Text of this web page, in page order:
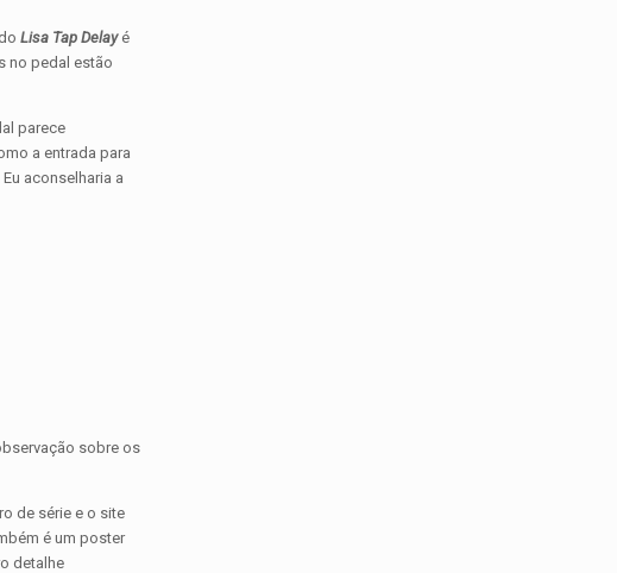
Lisa Tap Delayé
no pedal estão
parece
a entrada para
aconselharia a
sobre os
de série e o site
é um poster
detalhe